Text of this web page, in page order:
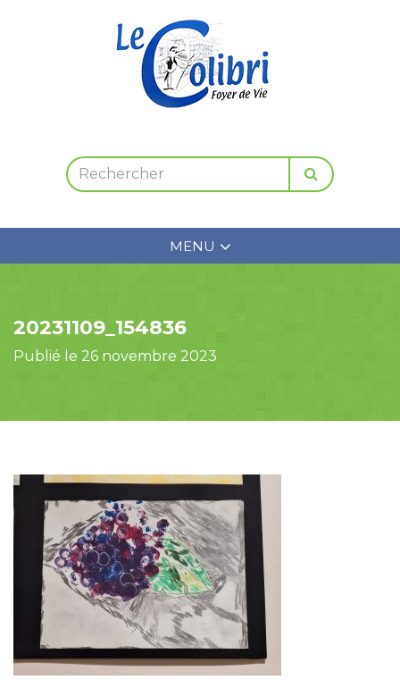
MENU
20231109_154836
Publié le 26 novembre 2023